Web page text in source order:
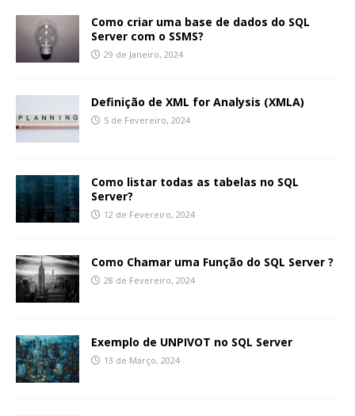
Como criar uma base de dados do SQL
Server com o SSMS?
29 de Janeiro, 2024
Definição de XML for Analysis (XMLA)
5 de Fevereiro, 2024
Como listar todas as tabelas no SQL
Server?
12 de Fevereiro, 2024
Como Chamar uma Função do SQL Server ?
28 de Fevereiro, 2024
Exemplo de UNPIVOT no SQL Server
13 de Março, 2024